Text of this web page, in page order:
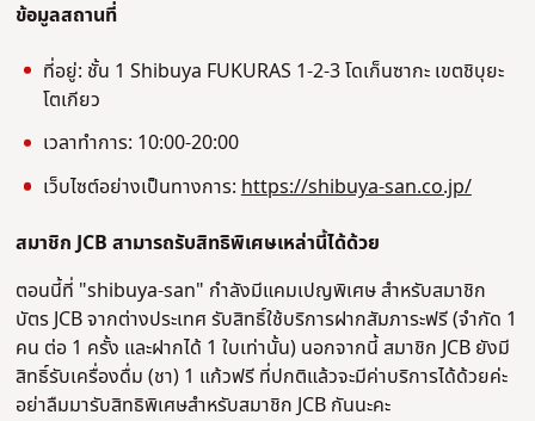
ข้อมูลสถานที่
ที่อยู่: ชั้น 1 Shibuya FUKURAS 1-2-3 โดเก็นซากะ เขตชิบุยะ
โตเกียว
เวลาทำการ: 10:00-20:00
เว็บไซต์อย่างเป็นทางการ:https://shibuya-san.co.jp/
สมาชิก JCB สามารถรับสิทธิพิเศษเหล่านี้ได้ด้วย
ตอนนี้ที่ "shibuya-san" กำลังมีแคมเปญพิเศษ สำหรับสมาชิก
บัตร JCB จากต่างประเทศ รับสิทธิ์ใช้บริการฝากสัมภาระฟรี (จำกัด 1
คน ต่อ 1 ครั้ง และฝากได้ 1 ใบเท่านั้น) นอกจากนี้ สมาชิก JCB ยังมี
สิทธิ์รับเครื่องดื่ม (ชา) 1 แก้วฟรี ที่ปกติแล้วจะมีค่าบริการได้ด้วยค่ะ
อย่าลืมมารับสิทธิพิเศษสำหรับสมาชิก JCB กันนะคะ